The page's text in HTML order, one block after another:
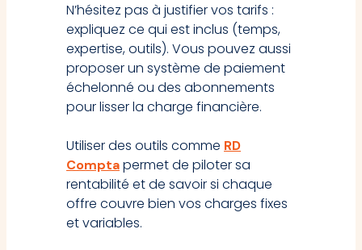
N’hésitez pas à justifier vos tarifs :
expliquez ce qui est inclus (temps,
expertise, outils). Vous pouvez aussi
proposer un système de paiement
échelonné ou des abonnements
pour lisser la charge financière.
Utiliser des outils comme RD
Comptapermet de piloter sa
rentabilité et de savoir si chaque
offre couvre bien vos charges fixes
et variables.